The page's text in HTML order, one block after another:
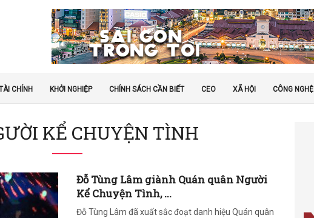
CHÍNH KHỞI NGHIỆP CHÍNH SÁCH CẦN BIẾT CEO XÃ HỘI CÔNG NGHỆ
KỂ CHUYỆN TÌNH
Đỗ Tùng Lâm giành Quán quân Người
Kể Chuyện Tình, ...
Đỗ Tùng Lâm đã xuất sắc đoạt danh hiệu Quán quân